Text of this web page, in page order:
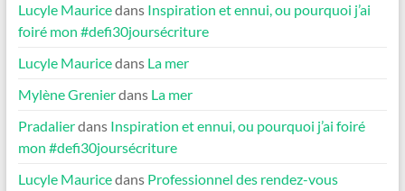
Lucyle Mauricedans Inspiration et ennui, ou pourquoi j’ai
foiré mon #defi30joursécriture
Lucyle Mauricedans La mer
Mylène Grenierdans La mer
Pradalierdans Inspiration et ennui, ou pourquoi j’ai foiré
mon #defi30joursécriture
Lucyle Mauricedans Professionnel des rendez-vous